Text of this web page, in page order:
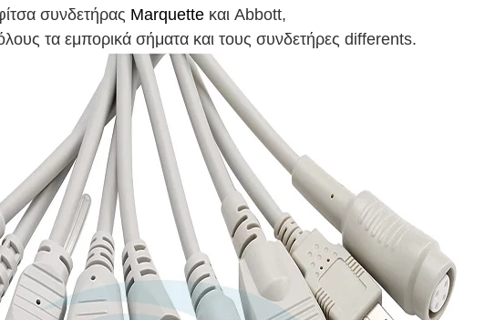
συνδετήρας Marquette και Abbott,
τα εμπορικά σήματα και τους συνδετήρες differents.